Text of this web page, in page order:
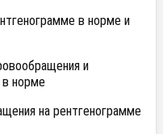
в норме и
и
в норме
на рентгенограмме